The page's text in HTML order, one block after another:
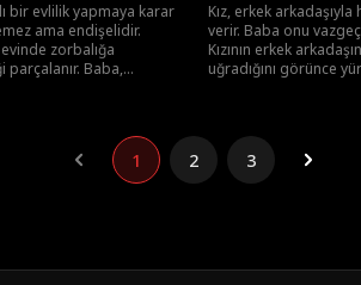
bir evlilik yapmaya karar
ama endişelidir.
evinde zorbalığa
parçalanır. Baba,
Kız, erkek
verir. Baba onu
Kızının erkek
uğradığını görünce
1 2 3